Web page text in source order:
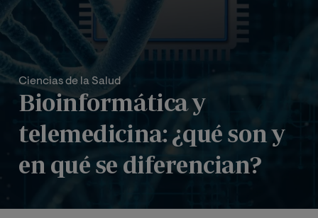
Ciencias de la Salud
Bioinformática y
telemedicina: ¿qué son y
en qué se diferencian?